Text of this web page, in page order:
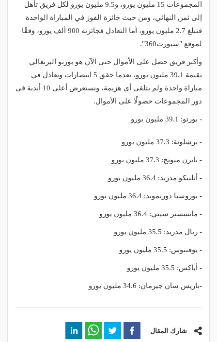
المجموعات 15 مليون يورو، و9.5 مليون يورو لكل فريق تأهل
إلى ثمن النهائي، ومن حيث جائزة الفوز في المباراة الواحدة
فتبلغ 2.7 مليون يورو، أما التعادل فجائزته 900 ألف يورو، وفقًا
لموقع "سبورت360".
وأكبر فريق حصل على الأموال حتى الآن هو بورتو البرتغالي
بقيمة 39.1 مليون يورو، بعدما حقق 5 انتصارات وتعادل في
مباراة واحدة ولم يتلقى أي هزيمة، ونستعرض أعلى 10 أندية في
دور المجموعات حصولًا على الأموال.
- بورتو: 39.1 مليون يورو
- برشلونة: 37.3 مليون يورو
- بايرن ميونخ: 37.3 مليون يورو
- أتلتيكو مدريد: 36.4 مليون يورو
- بوروسيا دورتموند: 36.4 مليون يورو
- مانشستر سيتي: 36.4 مليون يورو
- ريال مدريد: 35.5 مليون يورو
- يوفنتوس: 35.5 مليون يورو
- أياكس: 35.5 مليون يورو
-باريس سان جيرمان: 34.6 مليون يورو
شارك المقال